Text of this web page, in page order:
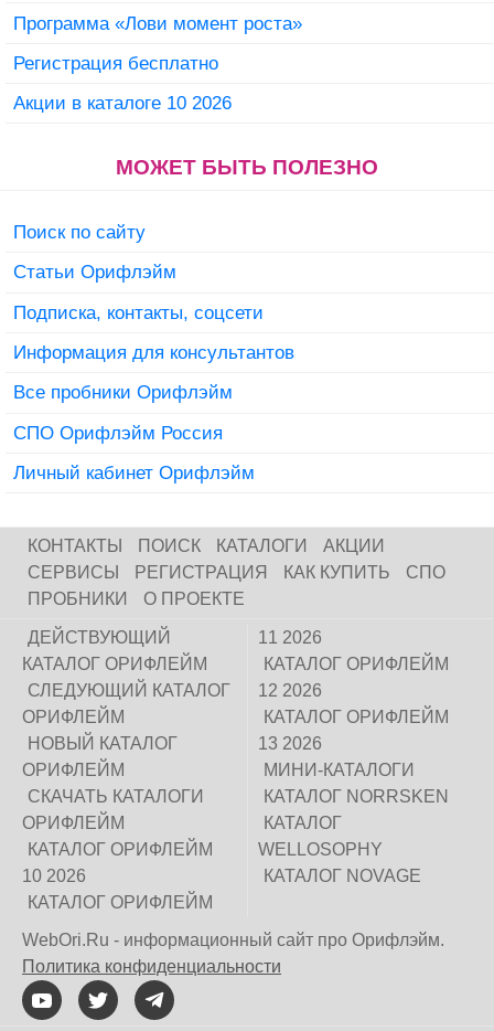
Программа «Лови момент роста»
Регистрация бесплатно
Акции в каталоге 10 2026
МОЖЕТ БЫТЬ ПОЛЕЗНО
Поиск по сайту
Статьи Орифлэйм
Подписка, контакты, соцсети
Информация для консультантов
Все пробники Орифлэйм
СПО Орифлэйм Россия
Личный кабинет Орифлэйм
КОНТАКТЫ ПОИСК КАТАЛОГИ
АКЦИИ
СЕРВИСЫ
РЕГИСТРАЦИЯ КАК КУПИТЬ
СПО
ПРОБНИКИ
О ПРОЕКТЕ
ДЕЙСТВУЮЩИЙ
КАТАЛОГ ОРИФЛЕЙМ
СЛЕДУЮЩИЙ КАТАЛОГ
ОРИФЛЕЙМ
НОВЫЙ КАТАЛОГ
ОРИФЛЕЙМ
СКАЧАТЬ КАТАЛОГИ
ОРИФЛЕЙМ
КАТАЛОГ ОРИФЛЕЙМ
10 2026
КАТАЛОГ ОРИФЛЕЙМ
11 2026
КАТАЛОГ ОРИФЛЕЙМ
12 2026
КАТАЛОГ ОРИФЛЕЙМ
13 2026
МИНИ-КАТАЛОГИ
КАТАЛОГ NORRSKEN
КАТАЛОГ
WELLOSOPHY
КАТАЛОГ NOVAGE
WebOri.Ru - информационный сайт про Орифлэйм.
Политика конфиденциальности